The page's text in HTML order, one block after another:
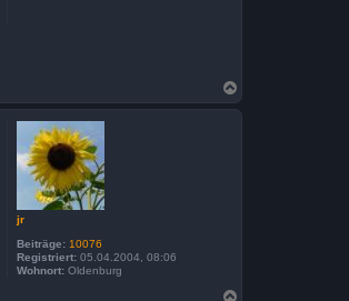
a
c
jr
Beiträge: 10076
Registriert: 05.04.2004, 08:06
Wohnort: Oldenburg